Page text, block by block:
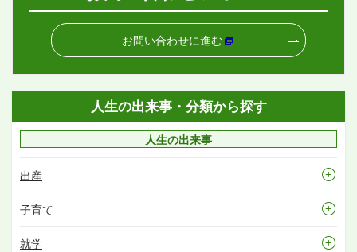
お問い合わせに進む
人生の出来事・分類から探す
人生の出来事
出産
子育て
就学